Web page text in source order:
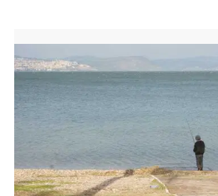
Jahresgespräche
Kantine Speiseplan
Kirchliches Amtsblatt
Kirchliche Verwaltung
Klimaschutzgesetz
Kunstreferat